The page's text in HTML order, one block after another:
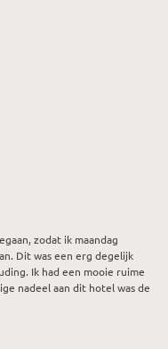
zodat ik maandag
Dit was een erg degelijk
Ik had een mooie ruime
nadeel aan dit hotel was de